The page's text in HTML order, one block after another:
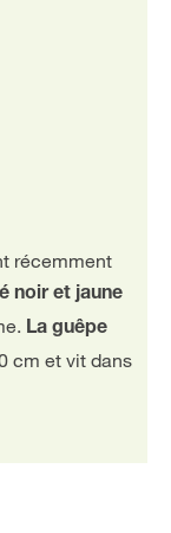
récemment
noir et jaune
La guêpe
cm et vit dans